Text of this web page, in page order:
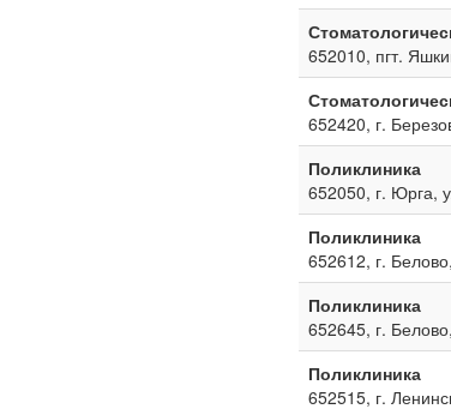
652010, пгт.
652420, г.
Поликлиника
652050, г. Юрга,
Поликлиника
652612, г.
Поликлиника
652645, г.
Поликлиника
652515, г.